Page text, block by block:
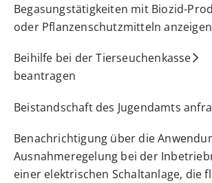
Begasungstätigkeiten mit Biozid-
oder Pflanzenschutzmitteln anzeigen
Beihilfe bei der Tierseuchenkasse
beantragen
Beistandschaft des Jugendamts
Benachrichtigung über die
Ausnahmeregelung bei der
einer elektrischen Schaltanlage, die